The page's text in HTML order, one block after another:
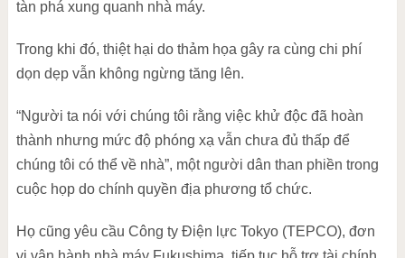
tàn phá xung quanh nhà máy.
Trong khi đó, thiệt hại do thảm họa gây ra cùng chi phí
dọn dẹp vẫn không ngừng tăng lên.
“Người ta nói với chúng tôi rằng việc khử độc đã hoàn
thành nhưng mức độ phóng xạ vẫn chưa đủ thấp để
chúng tôi có thể về nhà”, một người dân than phiền trong
cuộc họp do chính quyền địa phương tổ chức.
Họ cũng yêu cầu Công ty Điện lực Tokyo (TEPCO), đơn